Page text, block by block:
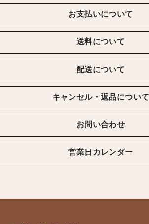
お支払いについて
送料について
配送について
キャンセル・返品について
お問い合わせ
営業日カレンダー